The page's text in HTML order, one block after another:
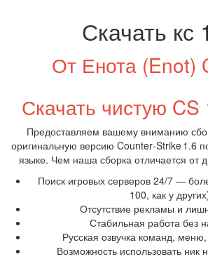
Скачать кс
От Енота (Enot)
Скачать чистую CS
Предоставляем вашему вниманию
оригинальную версию Counter‑Strike 1.6
языке. Чем наша сборка отличается от
Поиск игровых серверов 24/7 —
100, как у
Отсутствие рекламы и
Стабильная работа без
Русская озвучка команд,
Возможность использовать ник